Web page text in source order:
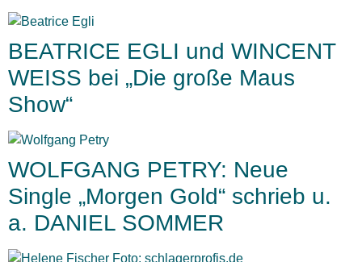
BEATRICE EGLI und WINCENT
WEISS bei „Die große Maus
Show“
WOLFGANG PETRY: Neue
Single „Morgen Gold“ schrieb u.
a. DANIEL SOMMER